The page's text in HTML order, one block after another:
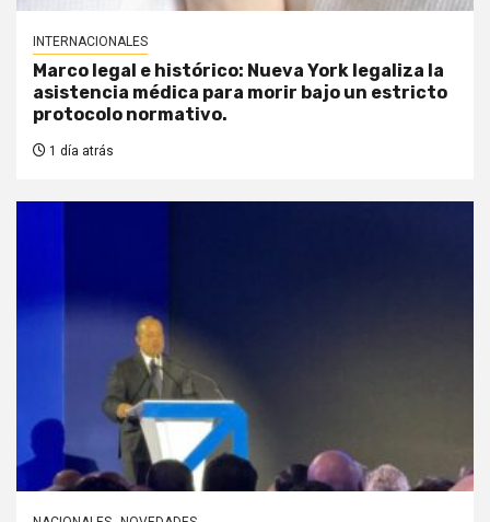
INTERNACIONALES
Marco legal e histórico: Nueva York legaliza la
asistencia médica para morir bajo un estricto
protocolo normativo.
1 día atrás